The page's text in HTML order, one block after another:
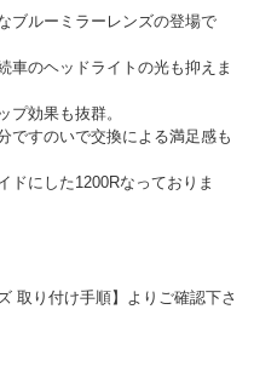
ブルーミラーレンズの登場で
車のヘッドライトの光も抑えま
プ効果も抜群。
ですのいで交換による満足感も
ドにした1200Rなっておりま
取り付け手順】よりご確認下さ